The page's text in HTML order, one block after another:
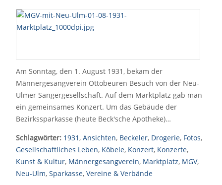
Am Sonntag, den 1. August 1931, bekam der
Männergesangverein Ottobeuren Besuch von der Neu-
Ulmer Sängergesellschaft. Auf dem Marktplatz gab man
ein gemeinsames Konzert. Um das Gebäude der
Bezirkssparkasse (heute Beck'sche Apotheke)…
Schlagwörter: 1931, Ansichten, Beckeler, Drogerie, Fotos,
Gesellschaftliches Leben, Köbele, Konzert, Konzerte,
Kunst & Kultur, Männergesangverein, Marktplatz, MGV,
Neu-Ulm, Sparkasse, Vereine & Verbände